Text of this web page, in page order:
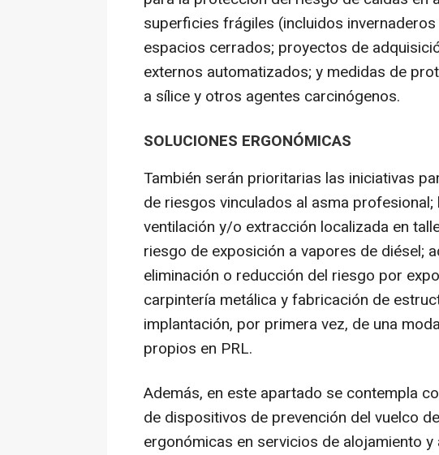
superficies frágiles (incluidos
espacios cerrados; proyectos de
externos automatizados; y medidas de
a sílice y otros agentes carcinógenos.
SOLUCIONES ERGONÓMICAS
También serán prioritarias las iniciativas
de riesgos vinculados al asma
ventilación y/o extracción localizada en
riesgo de exposición a vapores de diésel;
eliminación o reducción del riesgo por
carpintería metálica y fabricación de
implantación, por primera vez, de una
propios en PRL.
Además, en este apartado se contempla
de dispositivos de prevención del vuelco
ergonómicas en servicios de alojamiento